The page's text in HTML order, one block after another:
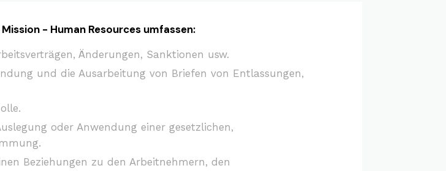
- Human Resources umfassen:
Änderungen, Sanktionen usw.
und die Ausarbeitung von Briefen von Entlassungen,
oder Anwendung einer gesetzlichen,
Beziehungen zu den Arbeitnehmern, den